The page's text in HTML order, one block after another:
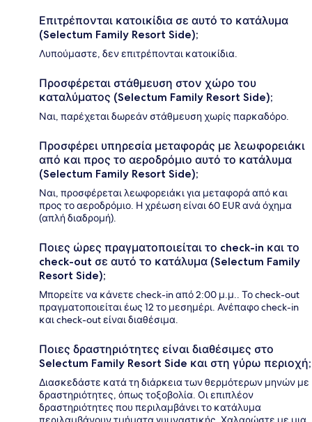
Επιτρέπονται κατοικίδια σε αυτό το κατάλυμα
(Selectum Family Resort Side);
Λυπούμαστε, δεν επιτρέπονται κατοικίδια.
Προσφέρεται στάθμευση στον χώρο του
καταλύματος (Selectum Family Resort Side);
Ναι, παρέχεται δωρεάν στάθμευση χωρίς παρκαδόρο.
Προσφέρει υπηρεσία μεταφοράς με λεωφορειάκι
από και προς το αεροδρόμιο αυτό το κατάλυμα
(Selectum Family Resort Side);
Ναι, προσφέρεται λεωφορειάκι για μεταφορά από και
προς το αεροδρόμιο. Η χρέωση είναι 60 EUR ανά όχημα
(απλή διαδρομή).
Ποιες ώρες πραγματοποιείται το check-in και το
check-out σε αυτό το κατάλυμα (Selectum Family
Resort Side);
Μπορείτε να κάνετε check-in από 2:00 μ.μ.. Το check-out
πραγματοποιείται έως 12 το μεσημέρι. Ανέπαφο check-in
και check-out είναι διαθέσιμα.
Ποιες δραστηριότητες είναι διαθέσιμες στο
Selectum Family Resort Side και στη γύρω περιοχή;
Διασκεδάστε κατά τη διάρκεια των θερμότερων μηνών με
δραστηριότητες, όπως τοξοβολία. Οι επιπλέον
δραστηριότητες που περιλαμβάνει το κατάλυμα